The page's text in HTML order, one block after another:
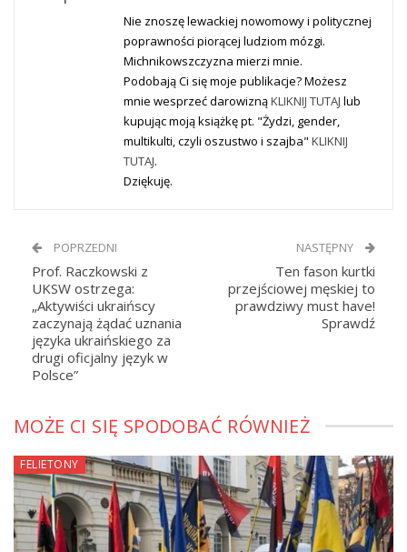
Nie znoszę lewackiej nowomowy i politycznej
poprawności piorącej ludziom mózgi.
Michnikowszczyzna mierzi mnie.
Podobają Ci się moje publikacje? Możesz
mnie wesprzeć darowiznąKLIKNIJ TUTAJ lub
kupując moją książkę pt. "Żydzi, gender,
multikulti, czyli oszustwo i szajba" KLIKNIJ
TUTAJ.
Dziękuję.
POPRZEDNI
Prof. Raczkowski z
UKSW ostrzega:
„Aktywiści ukraińscy
zaczynają żądać uznania
języka ukraińskiego za
drugi oficjalny język w
Polsce”
NASTĘPNY
Ten fason kurtki
przejściowej męskiej to
prawdziwy must have!
Sprawdź
MOŻE CI SIĘ SPODOBAĆ RÓWNIEŻ
FELIETONY